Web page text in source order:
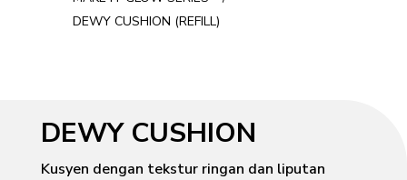
DEWY CUSHION (REFILL)
DEWY CUSHION
Kusyen dengan tekstur ringan dan liputan